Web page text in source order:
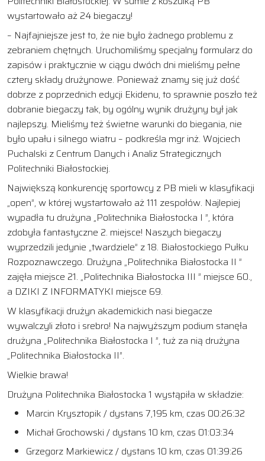
wystartowało aż 24 biegaczy!
– Najfajniejsze jest to, że nie było żadnego problemu z
zebraniem chętnych. Uruchomiliśmy specjalny formularz do
zapisów i praktycznie w ciągu dwóch dni mieliśmy pełne
cztery składy drużynowe. Ponieważ znamy się już dość
dobrze z poprzednich edycji Ekidenu, to sprawnie poszło też
dobranie biegaczy tak, by ogólny wynik drużyny był jak
najlepszy. Mieliśmy też świetne warunki do biegania, nie
było upału i silnego wiatru – podkreśla mgr inż. Wojciech
Puchalski z Centrum Danych i Analiz Strategicznych
Politechniki Białostockiej.
Największą konkurencję sportowcy z PB mieli w klasyfikacji
„open”, w której wystartowało aż 111 zespołów. Najlepiej
wypadła tu drużyna „Politechnika Białostocka I ”, która
zdobyła fantastyczne 2. miejsce! Naszych biegaczy
wyprzedzili jedynie „twardziele” z 18. Białostockiego Pułku
Rozpoznawczego. Drużyna „Politechnika Białostocka II ”
zajęła miejsce 21. „Politechnika Białostocka III ” miejsce 60.,
a DZIKI Z INFORMATYKI miejsce 69.
W klasyfikacji drużyn akademickich nasi biegacze
wywalczyli złoto i srebro! Na najwyższym podium stanęła
drużyna „Politechnika Białostocka I ”, tuż za nią drużyna
„Politechnika Białostocka II”.
Wielkie brawa!
Drużyna Politechnika Białostocka 1 wystąpiła w składzie:
Marcin Krysztopik / dystans 7,195 km, czas 00:26:32
Michał Grochowski / dystans 10 km, czas 01:03:34
Grzegorz Markiewicz / dystans 10 km, czas 01:39:26